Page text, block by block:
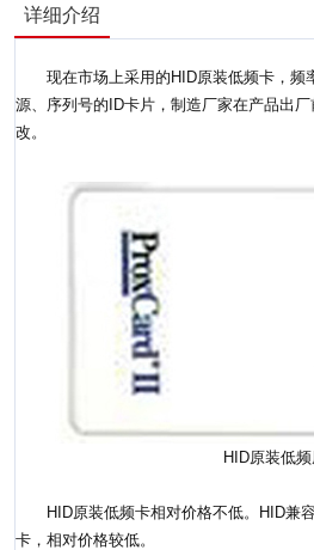
详细介绍
现在市场上采用的HID原装低频卡，频
源、序列号的ID卡片，制造厂家在产品出
改。
HID原装低
HID原装低频卡相对价格不低。HID兼
卡，相对价格较低。